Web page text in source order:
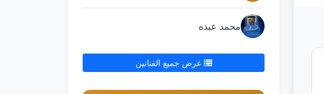
محمد عبده
عرض جميع الفنانين